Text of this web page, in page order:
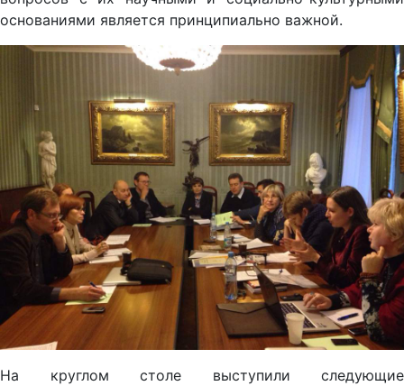
основаниями является принципиально важной.
На круглом столе выступили следующие